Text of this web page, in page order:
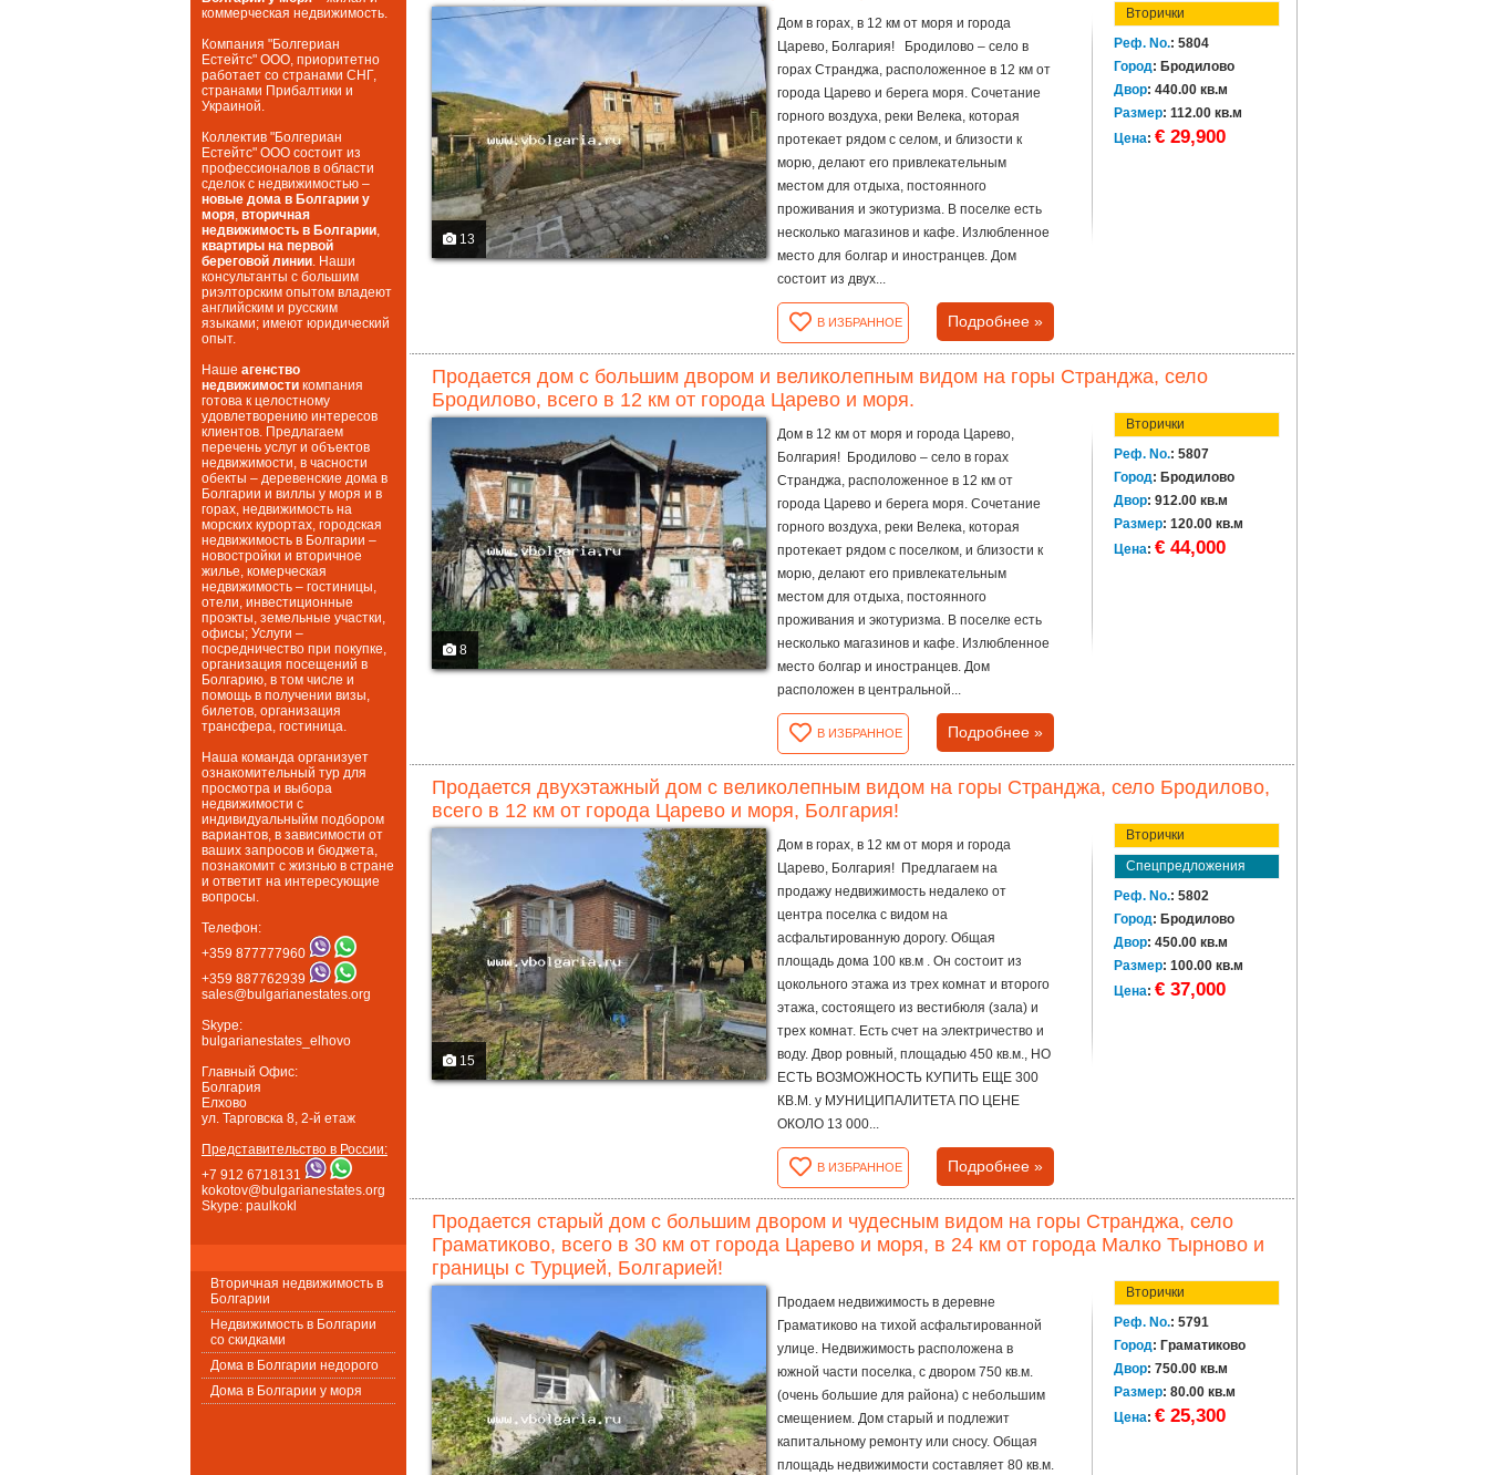
коммерческая недвижимость.
Компания "Болгериан
Естейтс" ООО, приоритетно
работает со странами СНГ,
странами Прибалтики и
Украиной.
Коллектив "Болгериан
Естейтс" ООО состоит из
профессионалов в области
сделок с недвижимостью –
новые дома в Болгарии у
моря, вторичная
недвижимость в Болгарии,
квартиры на первой
береговой линии. Наши
консультанты с большим
риэлторским опытом владеют
английским и русским
языками; имеют юридический
опыт.
Наше агенство
недвижимости компания
готова к целостному
удовлетворению интересов
клиентов. Предлагаем
перечень услуг и объектов
недвижимости, в часности
обекты – деревенские дома в
Болгарии и виллы у моря и в
горах, недвижимость на
морских курортах, городская
недвижимость в Болгарии –
новостройки и вторичное
жилье, комерческая
недвижимость – гостиницы,
отели, инвестиционные
проэкты, земельные участки,
офисы; Услуги –
посредничество при покупке,
организация посещений в
Болгарию, в том числе и
помощь в получении визы,
билетов, организация
трансфера, гостиница.
Наша команда организует
ознакомительный тур для
просмотра и выбора
недвижимости с
индивидуальныйм подбором
вариантов, в зависимости от
ваших запросов и бюджета,
познакомит с жизнью в стране
и ответит на интересующие
вопросы.
Телефон:
+359 877777960
+359 887762939
sales@bulgarianestates.org
Skype:
bulgarianestates_elhovo
Главный Офис:
Болгария
Елхово
ул. Тарговска 8, 2-й етаж
Представительство в России:
+7 912 6718131
kokotov@bulgarianestates.org
Skype: paulkokl
Вторичная недвижимость в
Болгарии
Недвижимость в Болгарии
со скидками
Дома в Болгарии недорого
Дома в Болгарии у моря
13
Дом в горах, в 12 км от моря и города
Царево, Болгария! Бродилово – село в
горах Странджа, расположенное в 12 км от
города Царево и берега моря. Сочетание
горного воздуха, реки Велека, которая
протекает рядом с селом, и близости к
морю, делают его привлекательным
местом для отдыха, постоянного
проживания и экотуризма. В поселке есть
несколько магазинов и кафе. Излюбленное
место для болгар и иностранцев. Дом
состоит из двух...
В ИЗБРАННОЕ Подробнее »
Вторички
Реф. No.: 5804
Город: Бродилово
Двор: 440.00 кв.м
Размер: 112.00 кв.м
Цена: € 29,900
Продается дом с большим двором и великолепным видом на горы Странджа, село
Бродилово, всего в 12 км от города Царево и моря.
8
Дом в 12 км от моря и города Царево,
Болгария! Бродилово – село в горах
Странджа, расположенное в 12 км от
города Царево и берега моря. Сочетание
горного воздуха, реки Велека, которая
протекает рядом с поселком, и близости к
морю, делают его привлекательным
местом для отдыха, постоянного
проживания и экотуризма. В поселке есть
несколько магазинов и кафе. Излюбленное
место болгар и иностранцев. Дом
расположен в центральной...
В ИЗБРАННОЕ Подробнее »
Вторички
Реф. No.: 5807
Город: Бродилово
Двор: 912.00 кв.м
Размер: 120.00 кв.м
Цена: € 44,000
Продается двухэтажный дом с великолепным видом на горы Странджа, село Бродилово,
всего в 12 км от города Царево и моря, Болгария!
15
Дом в горах, в 12 км от моря и города
Царево, Болгария! Предлагаем на
продажу недвижимость недалеко от
центра поселка с видом на
асфальтированную дорогу. Общая
площадь дома 100 кв.м . Он состоит из
цокольного этажа из трех комнат и второго
этажа, состоящего из вестибюля (зала) и
трех комнат. Есть счет на электричество и
воду. Двор ровный, площадью 450 кв.м., НО
ЕСТЬ ВОЗМОЖНОСТЬ КУПИТЬ ЕЩЕ 300
КВ.М. у МУНИЦИПАЛИТЕТА ПО ЦЕНЕ
ОКОЛО 13 000...
В ИЗБРАННОЕ Подробнее »
Вторички
Спецпредложения
Реф. No.: 5802
Город: Бродилово
Двор: 450.00 кв.м
Размер: 100.00 кв.м
Цена: € 37,000
Продается старый дом с большим двором и чудесным видом на горы Странджа, село
Граматиково, всего в 30 км от города Царево и моря, в 24 км от города Малко Тырново и
границы с Турцией, Болгарией!
Продаем недвижимость в деревне
Граматиково на тихой асфальтированной
улице. Недвижимость расположена в
южной части поселка, с двором 750 кв.м.
(очень большие для района) с небольшим
смещением. Дом старый и подлежит
капитальному ремонту или сносу. Общая
площадь недвижимости составляет 80 кв.м.
Вторички
Реф. No.: 5791
Город: Граматиково
Двор: 750.00 кв.м
Размер: 80.00 кв.м
Цена: € 25,300